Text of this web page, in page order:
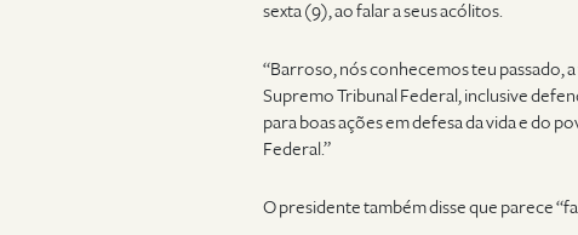
sexta (9), ao falar a seus acólitos.
“Barroso, nós conhecemos teu passado,
Supremo Tribunal Federal, inclusive
para boas ações em defesa da vida e do
Federal.”
O presidente também disse que parece